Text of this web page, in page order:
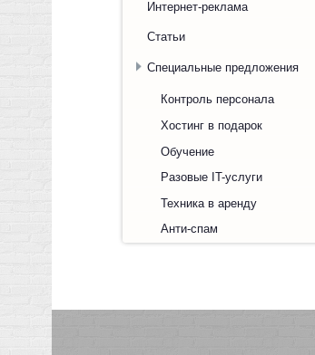
Интернет-реклама
Статьи
Специальные предложения
Контроль персонала
Хостинг в подарок
Обучение
Разовые IT-услуги
Техника в аренду
Анти-спам